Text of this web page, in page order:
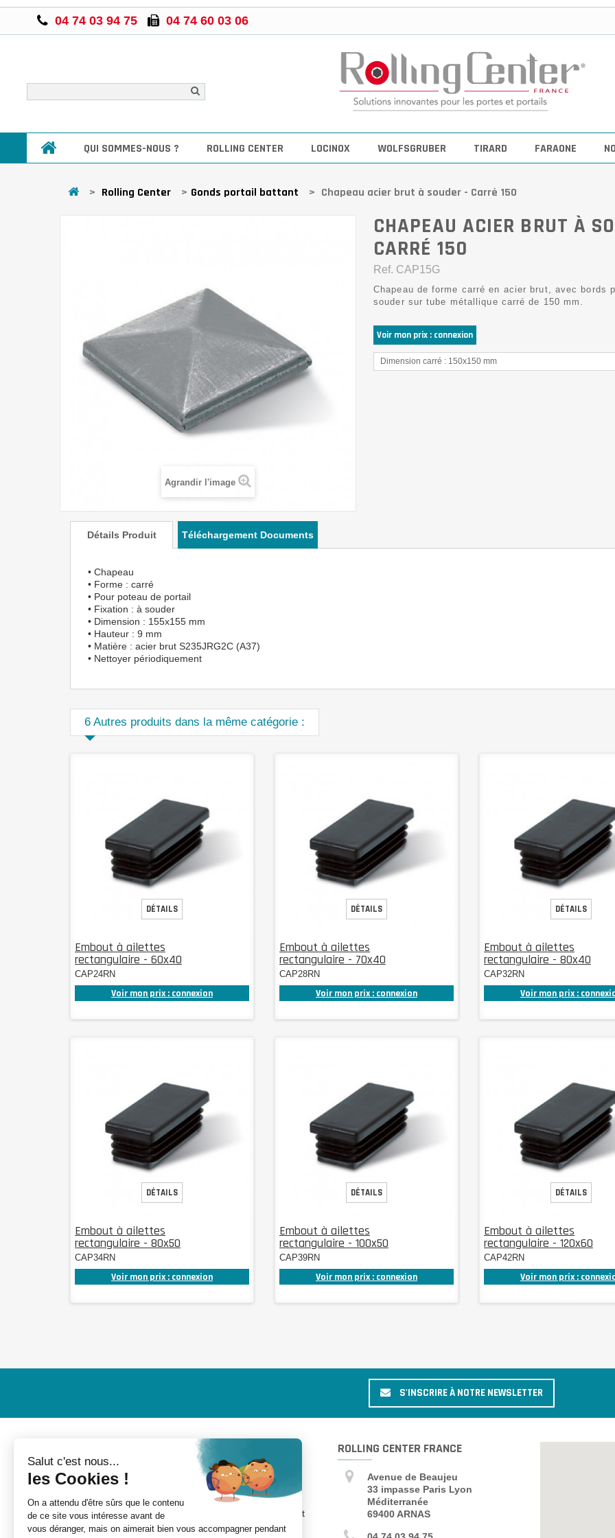
04 74 03 94 75 04 74 60 03 06
QUI SOMMES-NOUS ? ROLLING CENTER LOCINOX WOLFSGRUBER TIRARD FARAONE
> Rolling Center > Gonds portail battant > Chapeau acier brut à souder - Carré 150
Agrandir l'image
CHAPEAU ACIER BRUT À
CARRÉ 150
Ref. CAP15G
Chapeau de forme carré en acier brut, avec bords
souder sur tube métallique carré de 150 mm.
Voir mon prix : connexion
Dimension carré : 150x150 mm
Détails Produit Téléchargement Documents
• Chapeau
• Forme : carré
• Pour poteau de portail
• Fixation : à souder
• Dimension : 155x155 mm
• Hauteur : 9 mm
• Matière : acier brut S235JRG2C (A37)
• Nettoyer périodiquement
6 Autres produits dans la même catégorie :
Embout à ailettes
rectangulaire - 60x40
CAP24RN
Voir mon prix : connexion
DÉTAILS
Embout à ailettes
rectangulaire - 70x40
CAP28RN
Voir mon prix : connexion
DÉTAILS
Embout à ailettes
rectangulaire - 80x40
CAP32RN
Voir mon prix :
DÉTAILS
Embout à ailettes
rectangulaire - 80x50
CAP34RN
Voir mon prix : connexion
DÉTAILS
Embout à ailettes
rectangulaire - 100x50
CAP39RN
Voir mon prix : connexion
DÉTAILS
Embout à ailettes
rectangulaire - 120x60
CAP42RN
Voir mon prix :
DÉTAILS
S'INSCRIRE À NOTRE NEWSLETTER
Mes devis
Mes avoirs
Mes adresses
INFORMATIONS
Nouveaux produits
Conditions de livraison
Conditions d'utilisation et
CGV
ROLLING CENTER FRANCE
Avenue de Beaujeu
33 impasse Paris Lyon
Méditerranée
69400 ARNAS